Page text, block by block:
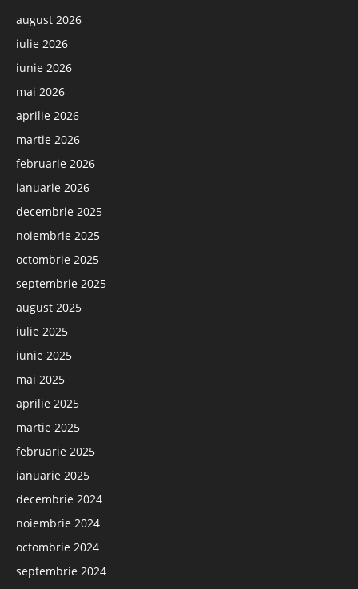
august 2026
iulie 2026
iunie 2026
mai 2026
aprilie 2026
martie 2026
februarie 2026
ianuarie 2026
decembrie 2025
noiembrie 2025
octombrie 2025
septembrie 2025
august 2025
iulie 2025
iunie 2025
mai 2025
aprilie 2025
martie 2025
februarie 2025
ianuarie 2025
decembrie 2024
noiembrie 2024
octombrie 2024
septembrie 2024